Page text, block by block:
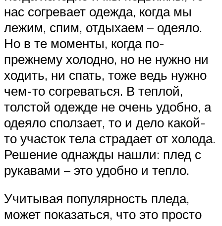
нас согревает одежда, когда мы
лежим, спим, отдыхаем – одеяло.
Но в те моменты, когда по-
прежнему холодно, но не нужно ни
ходить, ни спать, тоже ведь нужно
чем-то согреваться. В теплой,
толстой одежде не очень удобно, а
одеяло сползает, то и дело какой-
то участок тела страдает от холода.
Решение однажды нашли: плед с
рукавами – это удобно и тепло.
Учитывая популярность пледа,
может показаться, что это просто